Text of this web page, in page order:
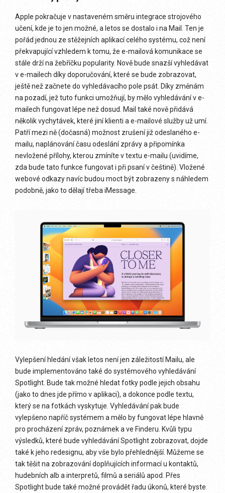
Apple pokračuje v nastaveném směru integrace strojového
učení, kde je to jen možné, a letos se dostalo i na Mail. Ten je
pořád jednou ze stěžejních aplikací celého systému, což není
překvapující vzhledem k tomu, že e-mailová komunikace se
stále drží na žebříčku popularity. Nově bude snazší vyhledávat
v e-mailech díky doporučování, které se bude zobrazovat,
ještě než začnete do vyhledávacího pole psát. Díky změnám
na pozadí, jež tuto funkci umožňují, by mělo vyhledávání v e-
mailech fungovat lépe než dosud. Mail také nově přidává
několik vychytávek, které jiní klienti a e-mailové služby už umí.
Patří mezi ně (dočasná) možnost zrušení již odeslaného e-
mailu, naplánování času odeslání zprávy a připomínka
nevložené přílohy, kterou zmíníte v textu e-mailu (uvidíme,
zda bude tato funkce fungovat i při psaní v češtině). Vložené
webové odkazy navíc budou moct být zobrazeny s náhledem
podobně, jako to dělají třeba iMessage.
Vylepšení hledání však letos není jen záležitostí Mailu, ale
bude implementováno také do systémového vyhledávání
Spotlight. Bude tak možné hledat fotky podle jejich obsahu
(jako to dnes jde přímo v aplikaci), a dokonce podle textu,
který se na fotkách vyskytuje. Vyhledávání pak bude
vylepšeno napříč systémem a mělo by fungovat lépe hlavně
pro procházení zpráv, poznámek a ve Finderu. Kvůli typu
výsledků, které bude vyhledávání Spotlight zobrazovat, dojde
také k jeho redesignu, aby vše bylo přehlednější. Můžeme se
tak těšit na zobrazování doplňujících informací u kontaktů,
hudebních alb a interpretů, filmů a seriálů apod. Přes
Spotlight bude také možné provádět řadu úkonů, které byste